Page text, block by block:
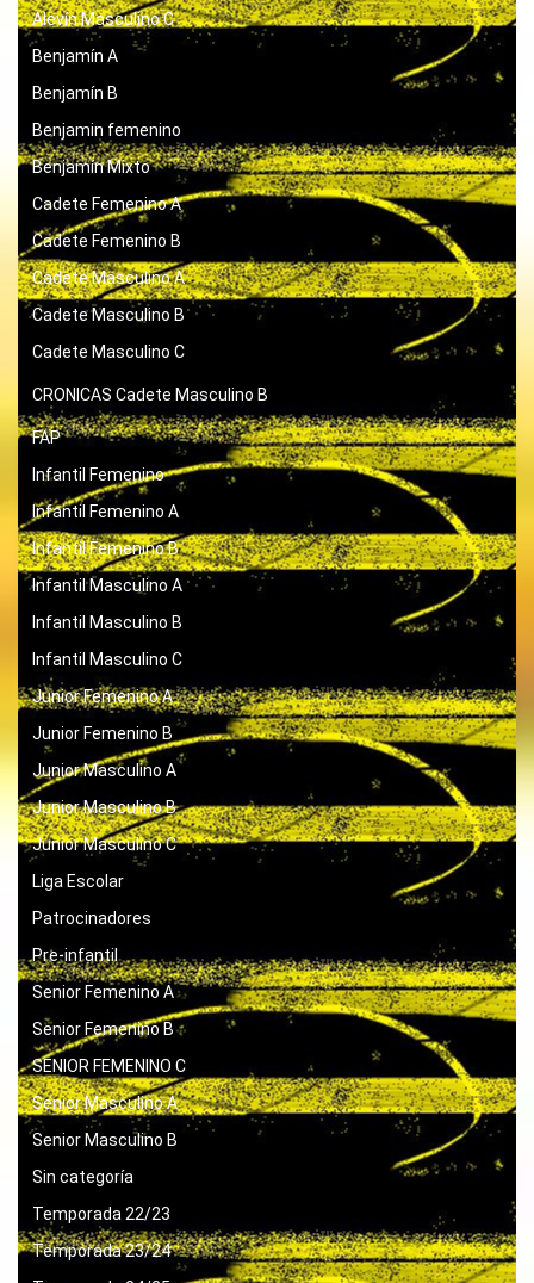
Alevín Masculino C
Benjamín A
Benjamín B
Benjamin femenino
Benjamín Mixto
Cadete Femenino A
Cadete Femenino B
Cadete Masculino A
Cadete Masculino B
Cadete Masculino C
CRONICAS Cadete Masculino B
FAP
Infantil Femenino
Infantil Femenino A
Infantil Femenino B
Infantil Masculino A
Infantil Masculino B
Infantil Masculino C
Junior Femenino A
Junior Femenino B
Junior Masculino A
Junior Masculino B
Junior Masculino C
Liga Escolar
Patrocinadores
Pre-infantil
Senior Femenino A
Senior Femenino B
SENIOR FEMENINO C
Senior Masculino A
Senior Masculino B
Sin categoría
Temporada 22/23
Temporada 23/24